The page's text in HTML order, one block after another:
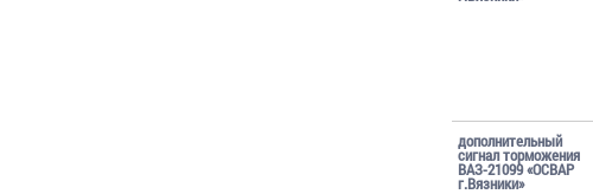
дополнительный
сигнал торможения
ВАЗ-21099 «ОСВАР
г.Вязники»